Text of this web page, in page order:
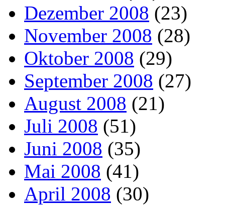
Dezember 2008 (23)
November 2008 (28)
Oktober 2008 (29)
September 2008 (27)
August 2008 (21)
Juli 2008 (51)
Juni 2008 (35)
Mai 2008 (41)
April 2008 (30)